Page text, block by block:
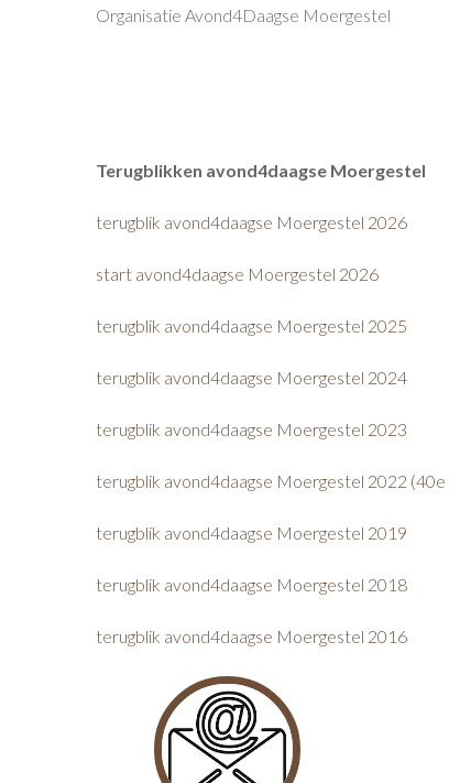
Organisatie Avond4Daagse Moergestel
Terugblikken avond4daagse Moergestel
terugblik avond4daagse Moergestel 2026
start avond4daagse Moergestel 2026
terugblik avond4daagse Moergestel 2025
terugblik avond4daagse Moergestel 2024
terugblik avond4daagse Moergestel 2023
terugblik avond4daagse Moergestel 2022
terugblik avond4daagse Moergestel 2019
terugblik avond4daagse Moergestel 2018
terugblik avond4daagse Moergestel 2016